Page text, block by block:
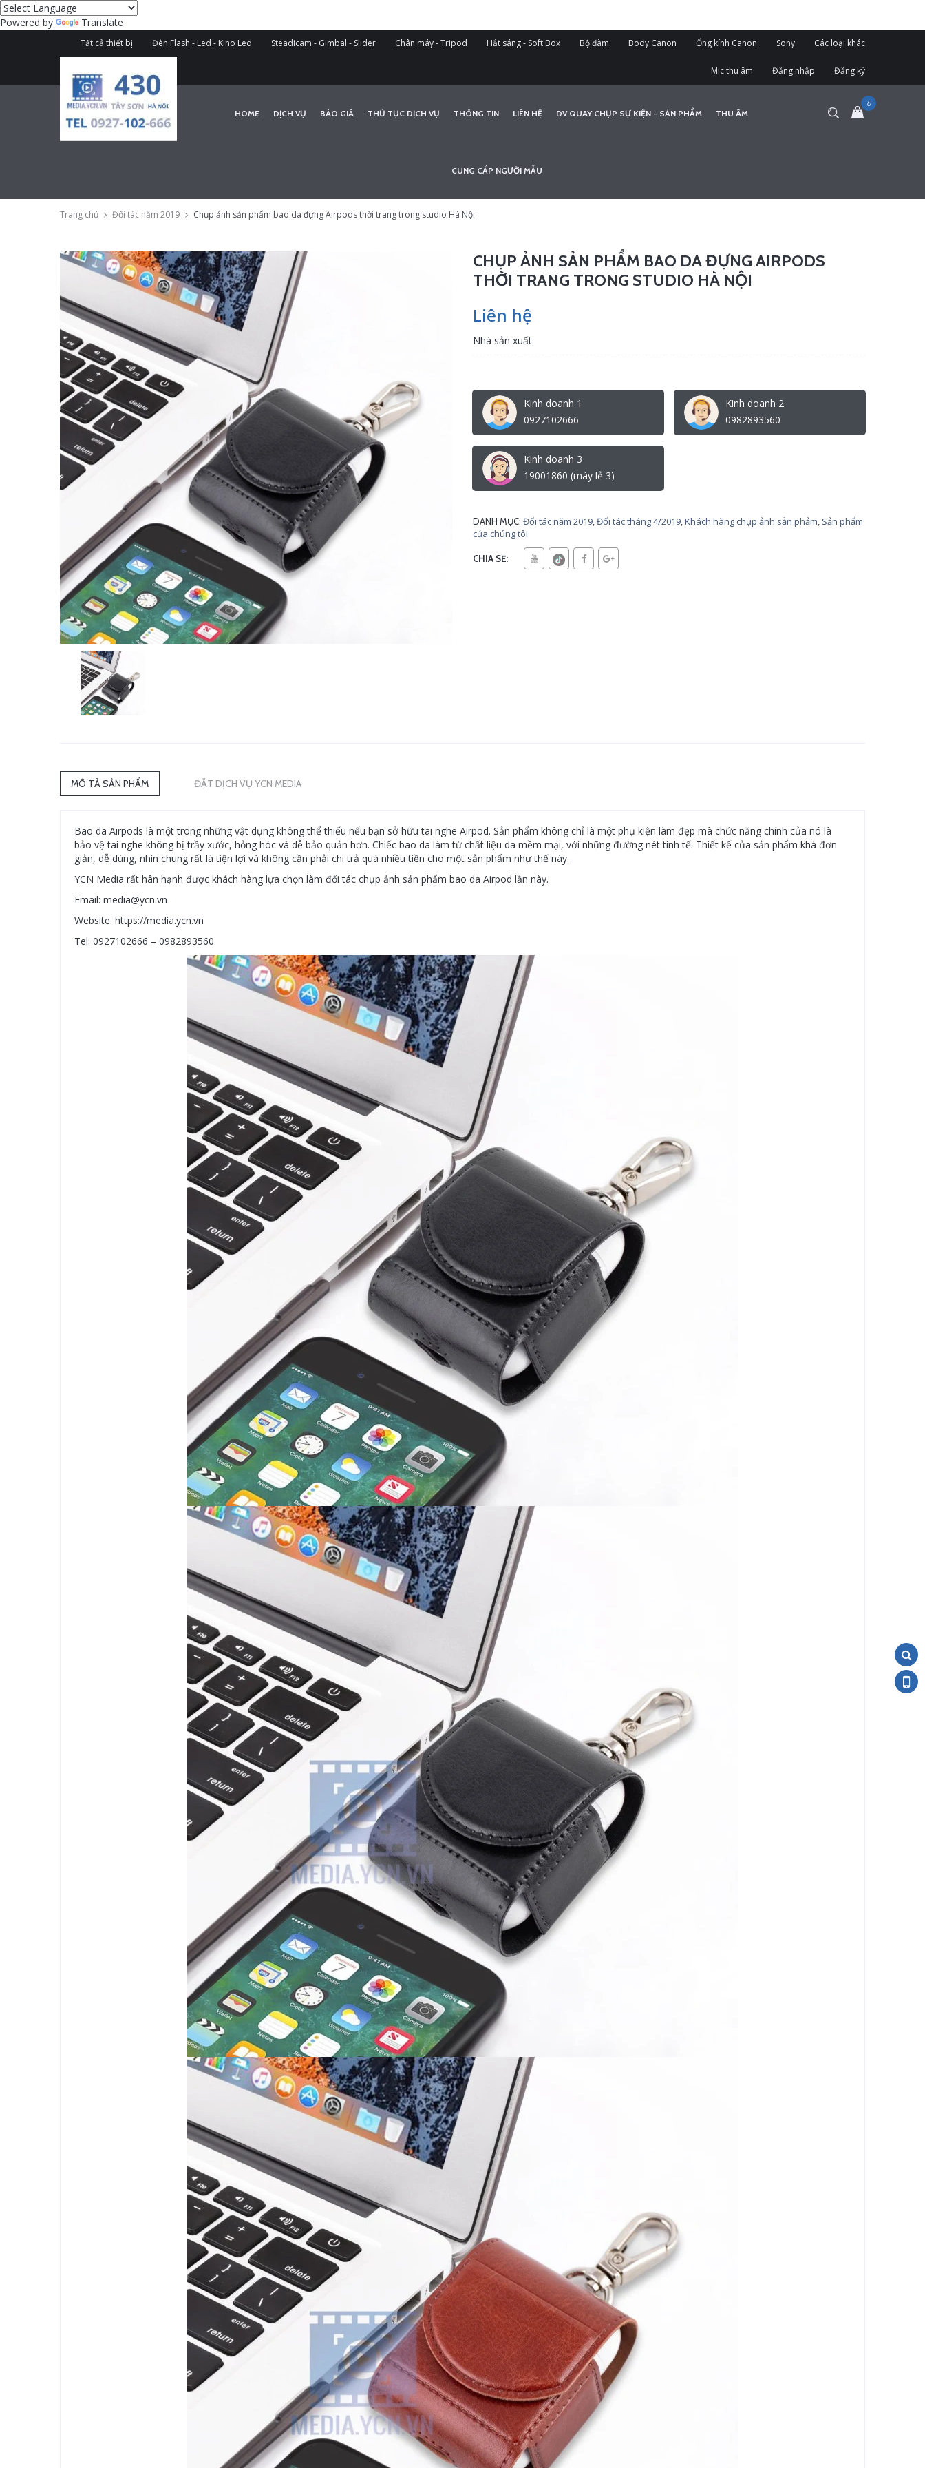
Powered by Translate
Tất cả thiết bị Đèn Flash - Led - Kino Led Steadicam - Gimbal - Slider Chân máy - Tripod Hắt sáng - Soft Box Bộ đàm Body Canon Ống kính Canon Sony Các loại khác
Mic thu âm Đăng nhập Đăng ký
HOME DỊCH VỤ BÁO GIÁ THỦ TỤC DỊCH VỤ THÔNG TIN LIÊN HỆ DV QUAY CHỤP SỰ KIỆN - SẢN PHẨM THU ÂM
CUNG CẤP NGƯỜI MẪU
Trang chủ Đối tác năm 2019 Chụp ảnh sản phẩm bao da đựng Airpods thời trang trong studio Hà Nội
CHỤP ẢNH SẢN PHẨM BAO DA ĐỰNG AIRPODS
THỜI TRANG TRONG STUDIO HÀ NỘI
Liên hệ
Nhà sản xuất:
Kinh doanh 1
0927102666
Kinh doanh 2
0982893560
Kinh doanh 3
19001860 (máy lẻ 3)
DANH MỤC: Đối tác năm 2019,Đối tác tháng 4/2019,Khách hàng chụp ảnh sản phảm, Sản phẩm
của chúng tôi
CHIA SẺ:
MÔ TẢ SẢN PHẨM ĐẶT DỊCH VỤ YCN MEDIA
Bao da Airpods là một trong những vật dụng không thể thiếu nếu bạn sở hữu tai nghe Airpod. Sản phẩm không chỉ là một phụ kiện làm đẹp mà chức năng chính của nó là
bảo vệ tai nghe không bị trầy xước, hỏng hóc và dễ bảo quản hơn. Chiếc bao da làm từ chất liệu da mềm mại, với những đường nét tinh tế. Thiết kế của sản phẩm khá đơn
giản, dễ dùng, nhìn chung rất là tiện lợi và không cần phải chi trả quá nhiều tiền cho một sản phẩm như thế này.
YCN Media rất hân hạnh được khách hàng lựa chọn làm đối tác chụp ảnh sản phẩm bao da Airpod lần này.
Email: media@ycn.vn
Website: https://media.ycn.vn
Tel: 0927102666 – 0982893560